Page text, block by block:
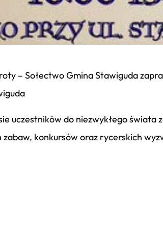
– Sołectwo Gmina Stawiguda
uczestników do niezwykłego świata
konkursów oraz rycerskich